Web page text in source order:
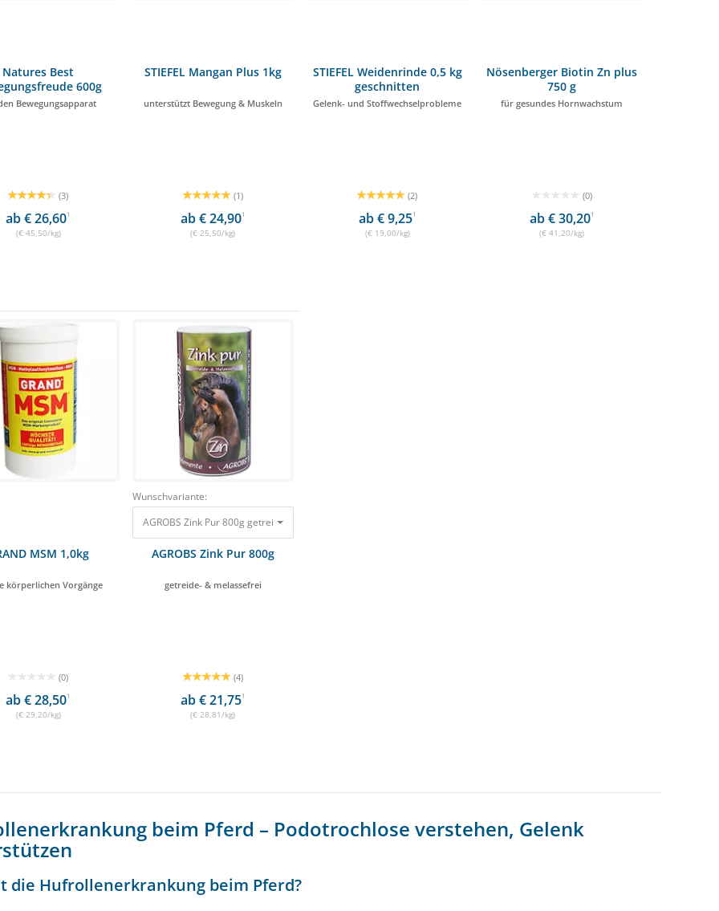
Natures Best
600g
Bewegungsapparat
(3)
ab € 26,601
(€ 45,50/kg)
STIEFEL Mangan Plus 1kg
unterstützt Bewegung & Muskeln
(1)
ab € 24,901
(€ 25,50/kg)
STIEFEL Weidenrinde 0,5 kg
geschnitten
Gelenk- und Stoffwechselprobleme
(2)
ab € 9,251
(€ 19,00/kg)
Nösenberger Biotin Zn plus
750 g
für gesundes Hornwachstum
(0)
ab € 30,201
(€ 41,20/kg)
MSM 1,0kg
körperlichen Vorgänge
(0)
ab € 28,501
(€ 29,20/kg)
Wunschvariante:
AGROBS Zink Pur 800g getreide- & melassefrei 23,05 €
AGROBS Zink Pur 800g
getreide- & melassefrei
(4)
ab € 21,751
(€ 28,81/kg)
beim Pferd – Podotrochlose verstehen, Gelenk
die Hufrollenerkrankung beim Pferd?